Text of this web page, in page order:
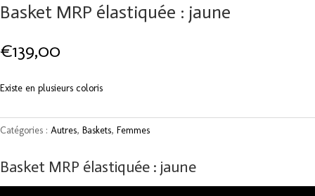
Basket MRP élastiquée : jaune
€139,00
Existe en plusieurs coloris
Catégories : Autres, Baskets, Femmes
Basket MRP élastiquée : jaune